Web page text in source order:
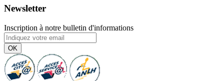
Newsletter
Inscription à notre bulletin d'informations
OK